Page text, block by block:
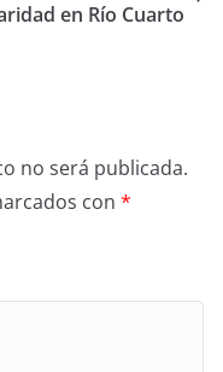
en Río Cuarto
no será publicada.
con *